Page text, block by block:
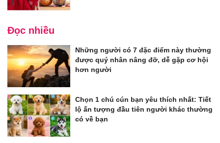
Đọc nhiều
Những người có 7 đặc điểm này thường
được quý nhân nâng đỡ, dễ gặp cơ hội
hơn người
Chọn 1 chú cún bạn yêu thích nhất: Tiết
lộ ấn tượng đầu tiên người khác thường
có về bạn